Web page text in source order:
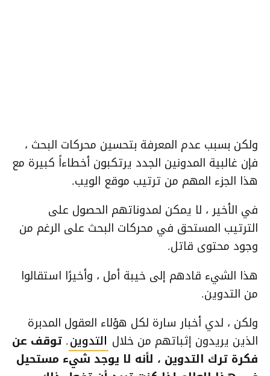
ولكن بسبب عدم المعرفة بتحسين محركات البحث ،
فإن غالبية المدونين الجدد يرتكبون أخطاءاً كبيرة مع
هذا الجزء المهم من ترتيب موقع الويب.
في الأخير ، لا يمكن لمدوناتهم الحصول على
الترتيب المستحق في محركات البحث على الرغم من
وجود محتوى قاتل.
هذا الشيء قادهم إلى خيبة أمل ، وأخيرًا استقالوا
من التدوين.
ولكن ، لدي أخبار سارة لكل هؤلاء العقول المدبرة
الذين يريدون إثباتهم من خلال التدوين. توقف عن
فكرة ترك التدوين ، لأنه لا يوجد شيء مستحيل